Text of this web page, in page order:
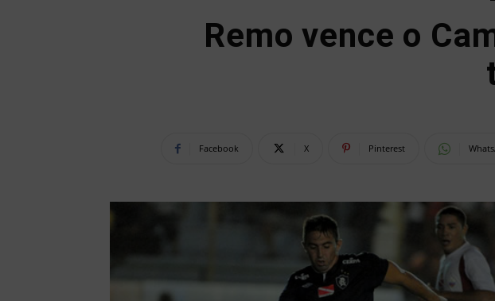
Remo vence o
Facebook X Pinterest